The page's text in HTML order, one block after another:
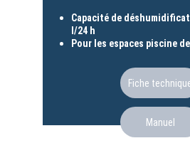
Fiche
Manuel
Capacité de
l/24 h
Pour les espaces piscine de